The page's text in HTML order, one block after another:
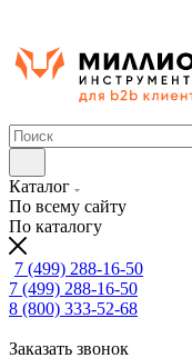
Каталог
По всему сайту
По каталогу
7 (499) 288-16-50
7 (499) 288-16-50
8 (800) 333-52-68
Заказать звонок